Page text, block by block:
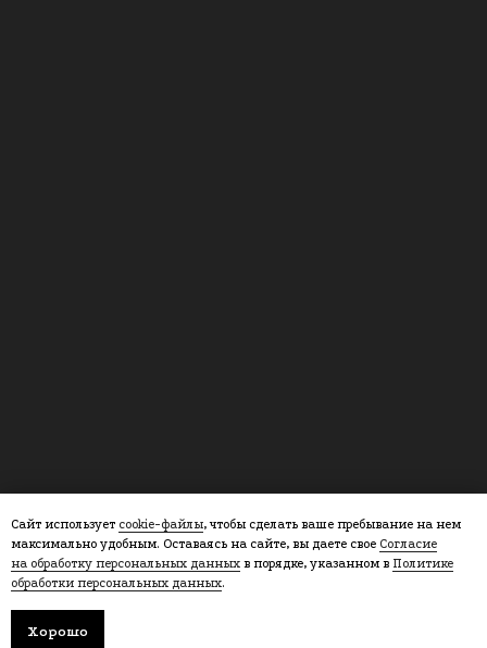
Сайт использует cookie-файлы, чтобы сделать ваше пребывание на нем
максимально удобным. Оставаясь на сайте, вы даете свое Согласие
на обработку персональных данных в порядке, указанном в Политике
обработки персональных данных.
Хорошо